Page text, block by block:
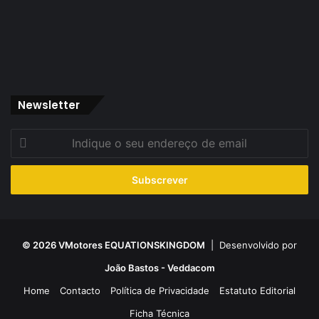
Newsletter
seu
de
© 2026 VMotores EQUATIONSKINGDOM | Desenvolvido por
João Bastos - Veddacom
Home
Contacto Política de Privacidade
Estatuto Editorial
Ficha Técnica